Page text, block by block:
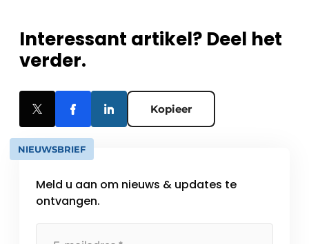
Interessant artikel? Deel het
verder.
Kopieer
NIEUWSBRIEF
Meld u aan om nieuws & updates te
ontvangen.